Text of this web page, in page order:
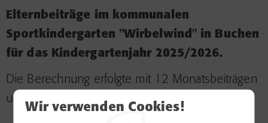
Wir verwenden Cookies!
Elternbeiträge im kommunalen
Sportkindergarten "Wirbelwind" in Buchen
für das Kindergartenjahr 2025/2026.
Die Berechnung erfolgte mit 12 Monatsbeiträgen
und 20 Schließtagen